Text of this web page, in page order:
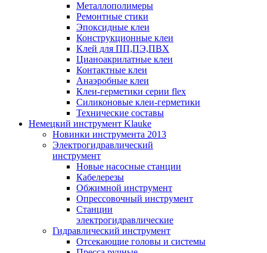
Металлополимеры
Ремонтные стики
Эпоксидные клеи
Конструкционные клеи
Клей для ПП,ПЭ,ПВХ
Цианоакрилатные клеи
Контактные клеи
Анаэробные клеи
Клеи-герметики серии flex
Силиконовые клеи-герметики
Технические составы
Немецкий инструмент Klauke
Новинки инструмента 2013
Электрогидравлический
инструмент
Новые насосные станции
Кабелерезы
Обжимной инструмент
Опрессовочный инструмент
Станции
электрогидравлические
Гидравлический инструмент
Отсекающие головы и системы